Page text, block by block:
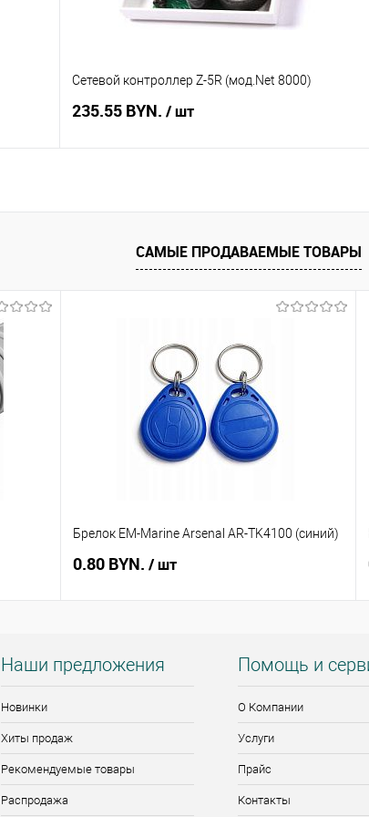
Сетевой контроллер Z-5R (мод.Net 8000)
235.55 BYN. / шт
САМЫЕ ПРОДАВАЕМЫЕ ТОВАРЫ
Брелок EM-Marine Arsenal AR-TK4100 (синий)
0.80 BYN. / шт
Наши предложения
Новинки
Хиты продаж
Рекомендуемые товары
Распродажа
Помощь и
О Компании
Услуги
Прайс
Контакты